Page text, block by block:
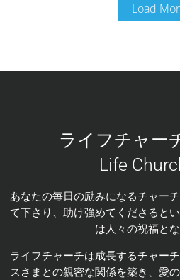
Load
ライフチャー
Life
あなたの毎日の励みになるチャー
て下さり、助け強めてくださると
は人々の祝福とな
ライフチャーチは成長するチャー
スさまとの親密な関係を築き、愛